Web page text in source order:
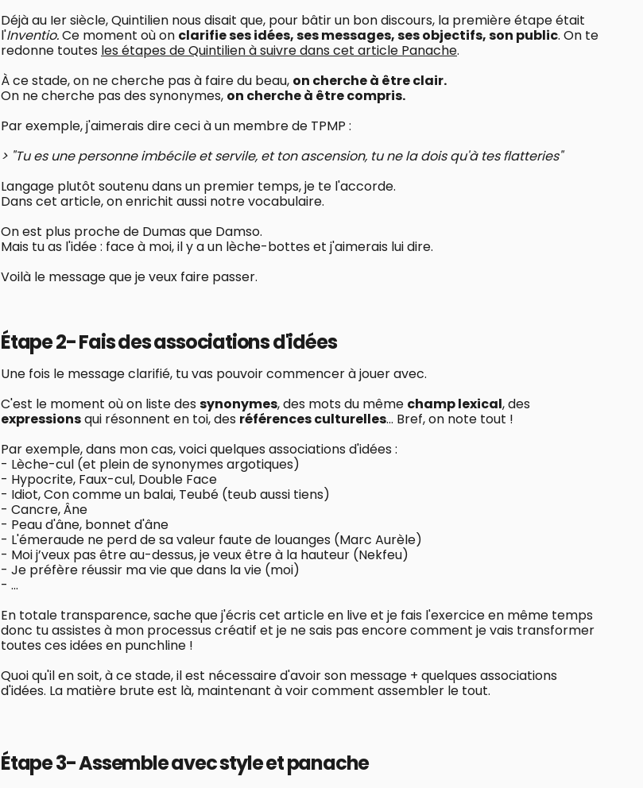
Déjà au Ier siècle, Quintilien nous disait que, pour bâtir un bon discours, la première étape était
l'Inventio.Ce moment où on clarifie ses idées, ses messages, ses objectifs, son public. On te
redonne toutes les étapes de Quintilien à suivre dans cet article Panache.
À ce stade, on ne cherche pas à faire du beau, on cherche à être clair.
On ne cherche pas des synonymes, on cherche à être compris.
Par exemple, j'aimerais dire ceci à un membre de TPMP :
> "Tu es une personne imbécile et servile, et ton ascension, tu ne la dois qu'à tes flatteries"
Langage plutôt soutenu dans un premier temps, je te l'accorde.
Dans cet article, on enrichit aussi notre vocabulaire.
On est plus proche de Dumas que Damso.
Mais tu as l'idée : face à moi, il y a un lèche-bottes et j'aimerais lui dire.
Voilà le message que je veux faire passer.
Étape 2- Fais des associations d'idées
Une fois le message clarifié, tu vas pouvoir commencer à jouer avec.
C'est le moment où on liste dessynonymes, des mots du même champ lexical, des
expressionsqui résonnent en toi, des références culturelles... Bref, on note tout !
Par exemple, dans mon cas, voici quelques associations d'idées :
- Lèche-cul (et plein de synonymes argotiques)
- Hypocrite, Faux-cul, Double Face
- Idiot, Con comme un balai, Teubé (teub aussi tiens)
- Cancre, Âne
- Peau d'âne, bonnet d'âne
- L'émeraude ne perd de sa valeur faute de louanges (Marc Aurèle)
- Moi j’veux pas être au-dessus, je veux être à la hauteur (Nekfeu)
- Je préfère réussir ma vie que dans la vie (moi)
- ...
En totale transparence, sache que j'écris cet article en live et je fais l'exercice en même temps
donc tu assistes à mon processus créatif et je ne sais pas encore comment je vais transformer
toutes ces idées en punchline !
Quoi qu'il en soit, à ce stade, il est nécessaire d'avoir son message + quelques associations
d'idées. La matière brute est là, maintenant à voir comment assembler le tout.
Étape 3- Assemble avec style et panache